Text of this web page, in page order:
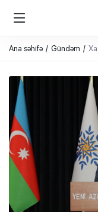
Ana səhifə Gündəm